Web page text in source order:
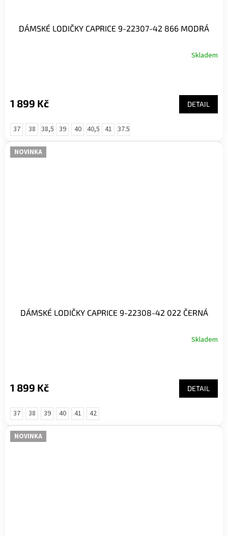
DÁMSKÉ LODIČKY CAPRICE 9-22307-42 866 MODRÁ
Skladem
1 899 Kč DETAIL
37 38 38,5 39 40 40,5 41 37.5
NOVINKA
DÁMSKÉ LODIČKY CAPRICE 9-22308-42 022 ČERNÁ
Skladem
1 899 Kč DETAIL
37 38 39 40 41 42
NOVINKA